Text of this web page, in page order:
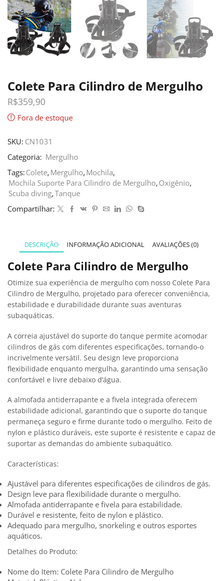
Colete Para Cilindro de Mergulho
R$359,90
Fora de estoque
SKU: CN1031
Categoria: Mergulho
Tags: Colete, Mergulho, Mochila,
Mochila Suporte Para Cilindro de Mergulho, Oxigênio,
Scuba diving,Tanque
Compartilhar:
DESCRIÇÃO INFORMAÇÃO ADICIONAL AVALIAÇÕES (0)
Colete Para Cilindro de Mergulho
Otimize sua experiência de mergulho com nosso Colete Para
Cilindro de Mergulho, projetado para oferecer conveniência,
estabilidade e durabilidade durante suas aventuras
subaquáticas.
A correia ajustável do suporte do tanque permite acomodar
cilindros de gás com diferentes especificações, tornando-o
incrivelmente versátil. Seu design leve proporciona
flexibilidade enquanto mergulha, garantindo uma sensação
confortável e livre debaixo d’água.
A almofada antiderrapante e a fivela integrada oferecem
estabilidade adicional, garantindo que o suporte do tanque
permaneça seguro e firme durante todo o mergulho. Feito de
nylon e plástico duráveis, este suporte é resistente e capaz de
suportar as demandas do ambiente subaquático.
Características:
Ajustável para diferentes especificações de cilindros de gás.
Design leve para flexibilidade durante o mergulho.
Almofada antiderrapante e fivela para estabilidade.
Durável e resistente, feito de nylon e plástico.
Adequado para mergulho, snorkeling e outros esportes
aquáticos.
Detalhes do Produto:
Nome do Item: Colete Para Cilindro de Mergulho